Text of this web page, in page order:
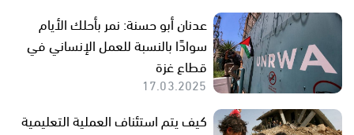
عدنان أبو حسنة: نمر بأحلك الأيام
سوادًا بالنسبة للعمل الإنساني في
قطاع غزة
17.03.2025
كيف يتم استئناف العملية التعليمية